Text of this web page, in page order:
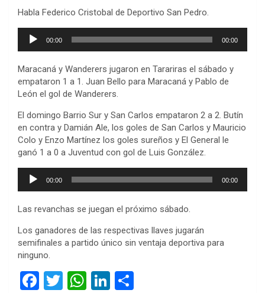
Habla Federico Cristobal de Deportivo San Pedro.
Reproductor
00:00 00:00
Maracaná y Wanderers jugaron en Tarariras el sábado y
empataron 1 a 1. Juan Bello para Maracaná y Pablo de
León el gol de Wanderers.
El domingo Barrio Sur y San Carlos empataron 2 a 2. Butín
en contra y Damián Ale, los goles de San Carlos y Mauricio
Colo y Enzo Martínez los goles sureños y El General le
ganó 1 a 0 a Juventud con gol de Luis González.
Reproductor
00:00 00:00
Las revanchas se juegan el próximo sábado.
Los ganadores de las respectivas llaves jugarán
semifinales a partido único sin ventaja deportiva para
ninguno.
F
T
W Li